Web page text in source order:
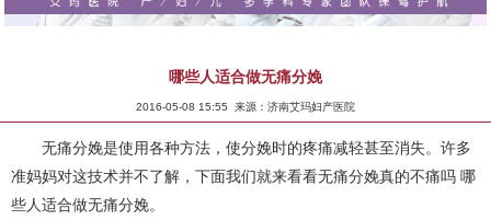
哪些人适合做无痛分娩
2016-05-08 15:55 来源：济南艾玛妇产医院
无痛分娩是使用各种方法，使分娩时的疼痛减轻甚至消失。许多
准妈妈对这技术并不了解，下面我们就来看看无痛分娩真的不痛吗 哪
些人适合做无痛分娩。